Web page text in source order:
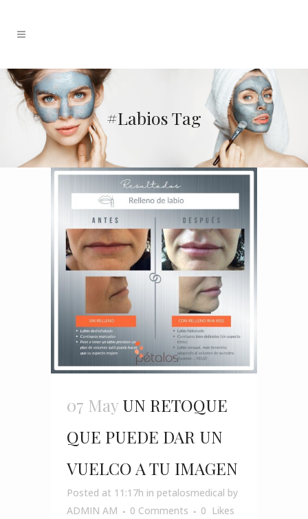
#labios Tag
07 May UN RETOQUE
QUE PUEDE DAR UN
VUELCO A TU IMAGEN
Posted at 11:17h in petalosmedical by
ADMIN AM
0 Comments 0 Likes